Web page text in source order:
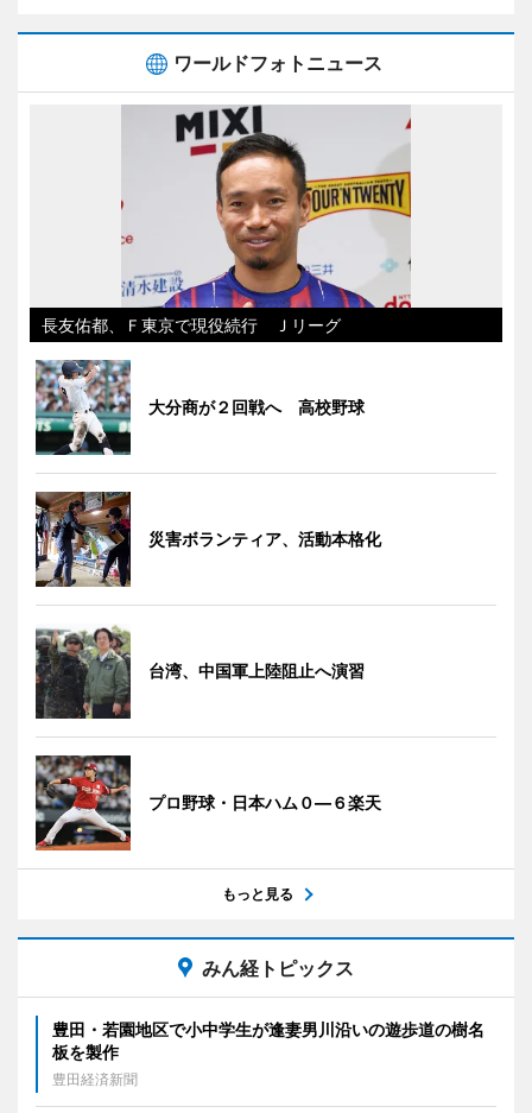
ワールドフォトニュース
長友佑都、Ｆ東京で現役続行 Ｊリーグ
大分商が２回戦へ 高校野球
災害ボランティア、活動本格化
台湾、中国軍上陸阻止へ演習
プロ野球・日本ハム０―６楽天
もっと見る
みん経トピックス
豊田・若園地区で小中学生が逢妻男川沿いの遊歩道の樹名
板を製作
豊田経済新聞